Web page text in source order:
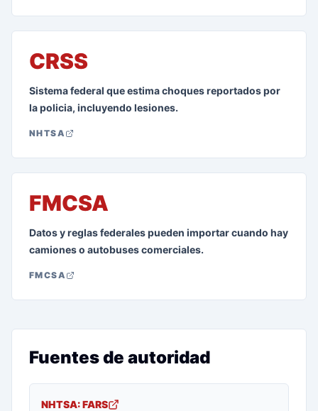
CRSS
Sistema federal que estima choques reportados por
la policia, incluyendo lesiones.
NHTSA
FMCSA
Datos y reglas federales pueden importar cuando hay
camiones o autobuses comerciales.
FMCSA
Fuentes de autoridad
NHTSA: FARS